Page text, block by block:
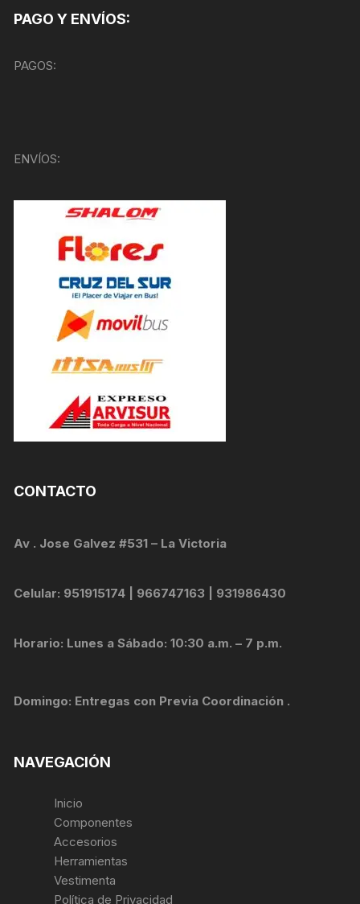
PAGO Y ENVÍOS:
PAGOS:
ENVÍOS:
CONTACTO
Av . Jose Galvez #531 – La Victoria
Celular: 951915174 | 966747163 | 931986430
Horario: Lunes a Sábado: 10:30 a.m. – 7 p.m.
Domingo: Entregas con Previa Coordinación .
NAVEGACIÓN
Inicio
Componentes
Accesorios
Herramientas
Vestimenta
Política de Privacidad